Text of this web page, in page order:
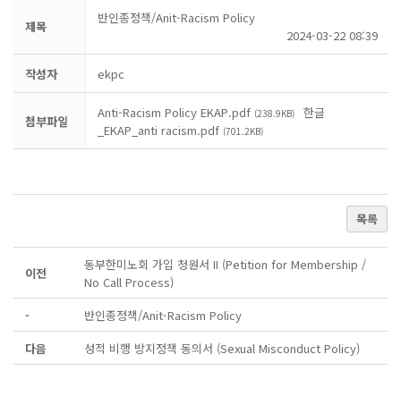
제목
반인종정책/Anit-Racism Policy
2024-03-22 08:39
작성자 ekpc
첨부파일
Anti-Racism Policy EKAP.pdf (238.9KB)
한글
_EKAP_anti racism.pdf (701.2KB)
목록
이전
동부한미노회 가입 청원서 II (Petition for Membership /
No Call Process)
-
반인종정책/Anit-Racism Policy
다음
성적 비행 방지정책 동의서 (Sexual Misconduct Policy)